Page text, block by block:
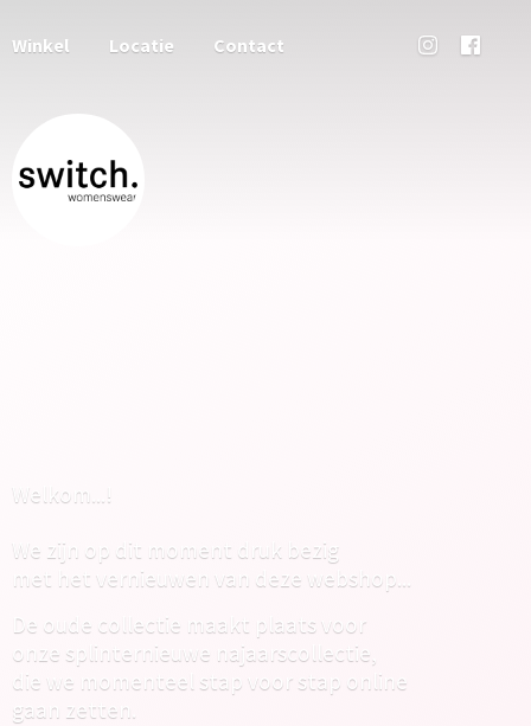
Winkel Locatie Contact
Welkom...!
We zijn op dit moment druk bezig
met het vernieuwen van deze webshop...
De oude collectie maakt plaats voor
onze splinternieuwe najaarscollectie,
die we momenteel stap voor stap online
gaan zetten.